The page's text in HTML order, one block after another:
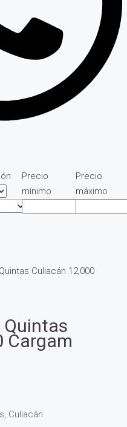
Precio
mínimo
Precio
máximo
Culiacán 12,000
Quintas
Cargam
Culiacán